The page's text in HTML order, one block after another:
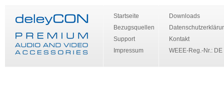
Startseite
Bezugsquellen
Support
Impressum
Downloads
Kontakt
WEEE-Reg.-Nr.: